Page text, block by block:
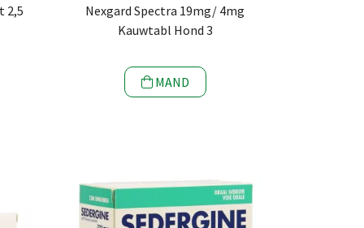
2,5
Nexgard Spectra 19mg/ 4mg
Kauwtabl Hond 3
MAND